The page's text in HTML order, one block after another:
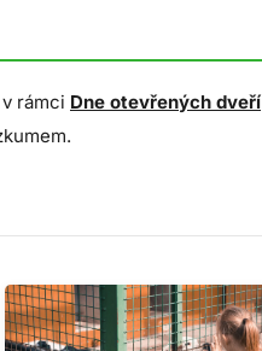
rámci Dne otevřených dveří